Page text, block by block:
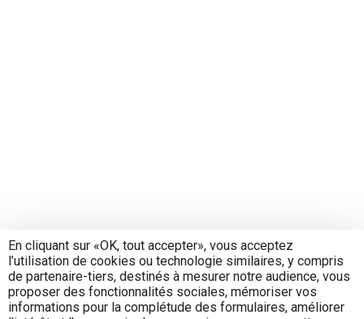
En cliquant sur «OK, tout accepter», vous acceptez
l’utilisation de cookies ou technologie similaires, y compris
de partenaire-tiers, destinés à mesurer notre audience, vous
proposer des fonctionnalités sociales, mémoriser vos
informations pour la complétude des formulaires, améliorer